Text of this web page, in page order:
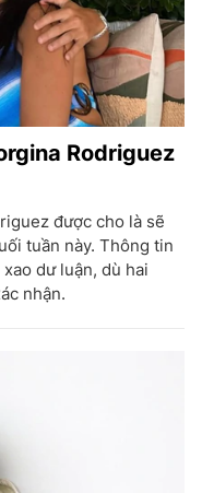
Rodriguez
được cho là sẽ
tuần này. Thông tin
dư luận, dù hai
nhận.